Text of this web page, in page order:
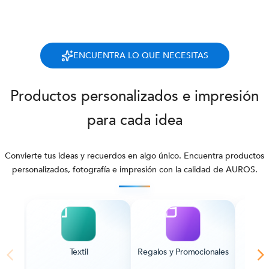
ENCUENTRA LO QUE NECESITAS
Productos personalizados e impresión
para cada idea
Convierte tus ideas y recuerdos en algo único. Encuentra productos
personalizados, fotografía e impresión con la calidad de AUROS.
Textil Regalos y Promocionales